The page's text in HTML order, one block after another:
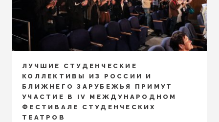
ЛУЧШИЕ СТУДЕНЧЕСКИЕ
КОЛЛЕКТИВЫ ИЗ РОССИИ И
БЛИЖНЕГО ЗАРУБЕЖЬЯ ПРИМУТ
УЧАСТИЕ В IV МЕЖДУНАРОДНОМ
ФЕСТИВАЛЕ СТУДЕНЧЕСКИХ
ТЕАТРОВ